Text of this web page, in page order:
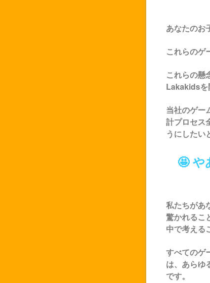
あなたのお
これらのゲ
これらの懸
Lakakidsを
当社のゲー
計プロセス
うにしたい
🤩 や
私たちがあ
驚かれるこ
中で考える
すべてのゲ
は、あらゆ
です。